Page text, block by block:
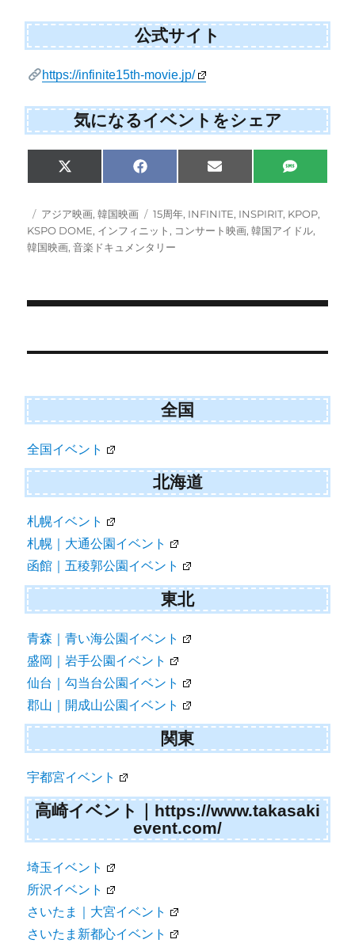
公式サイト
https://infinite15th-movie.jp/
気になるイベントをシェア
S
h
r
e
o
n
X
(
w
i
t
t
S
h
r
e
o
n
F
a
e
o
o
S
h
r
e
o
E
m
i
l
S
h
r
e
o
S
M
投
稿
日:
カ
テ
ゴ
アジア映画,韓国映画
タ
グ
15周年, INFINITE, INSPIRIT, KPOP,
KSPO DOME, インフィニット , コンサート映画,韓国アイドル,
韓国映画,音楽ドキュメンタリー
稿
ビ
ゲ
ー
シ
ョ
ン
全国
全国イベント
北海道
札幌イベント
札幌｜大通公園イベント
函館｜五稜郭公園イベント
東北
青森｜青い海公園イベント
盛岡｜岩手公園イベント
仙台｜勾当台公園イベント
郡山｜開成山公園イベント
関東
宇都宮イベント
高崎イベント｜https://www.takasaki
event.com/
埼玉イベント
所沢イベント
さいたま｜大宮イベント
さいたま新都心イベント